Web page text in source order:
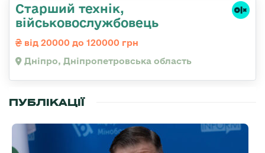
Старший технік,
військовослужбовець
від 20000 до 120000 грн
Дніпро, Дніпропетровська область
ПУБЛІКАЦІЇ